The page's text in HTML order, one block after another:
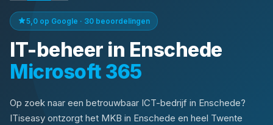
5,0 op Google · 30 beoordelingen
IT-beheer in Enschede
Op zoek naar een betrouwbaar ICT-bedrijf in Enschede?
ITiseasy ontzorgt het MKB in Enschede en heel Twente